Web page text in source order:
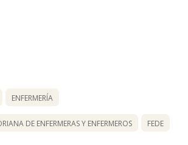
ENFERMERÍA
DE ENFERMERAS Y ENFERMEROS FEDE